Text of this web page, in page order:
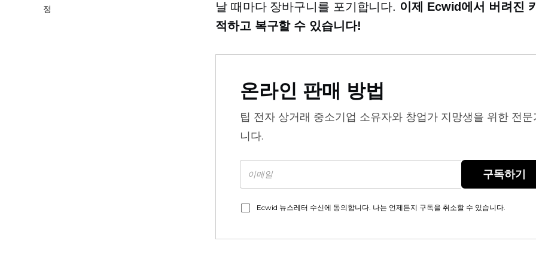
날 때마다 장바구니를 포기합니다. 이제 Ecwid에서 버려진
적하고 복구할 수 있습니다!
온라인 판매 방법
팁 전자 상거래 중소기업 소유자와 창업가 지망생을 위한 전문
니다.
구독하기
Ecwid 뉴스레터 수신에 동의합니다. 나는 언제든지 구독을 취소할 수 있습니다.
정